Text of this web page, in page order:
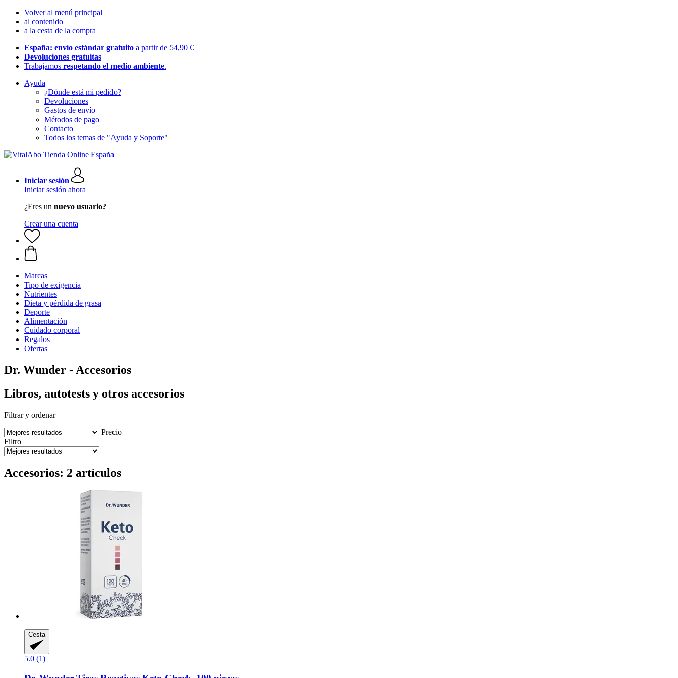
Volver al menú principal
al contenido
a la cesta de la compra
España: envío estándar gratuito a partir de 54,90 €
Devoluciones gratuitas
Trabajamos respetando el medio ambiente.
Ayuda
¿Dónde está mi pedido?
Devoluciones
Gastos de envío
Métodos de pago
Contacto
Todos los temas de "Ayuda y Soporte"
Iniciar sesión
Iniciar sesión ahora
¿Eres un nuevo usuario?
Crear una cuenta
Marcas
Tipo de exigencia
Nutrientes
Dieta y pérdida de grasa
Deporte
Alimentación
Cuidado corporal
Regalos
Ofertas
Dr. Wunder - Accesorios
Libros, autotests y otros accesorios
Filtrar y ordenar
Precio
Filtro
Accesorios: 2 artículos
Cesta
5.0 (1)